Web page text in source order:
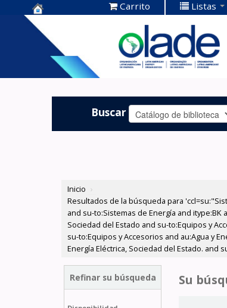
Centro de
Documentación
OLADE -
Carrito Listas
Buscar
Inicio ›
Resultados de la búsqueda para
and su-to:Sistemas de Energía and itype:BK
Sociedad del Estado and su-to:Equipos y
su-to:Equipos y Accesorios and au:Agua y
Energía Eléctrica, Sociedad del Estado. and
Refinar su búsqueda Su